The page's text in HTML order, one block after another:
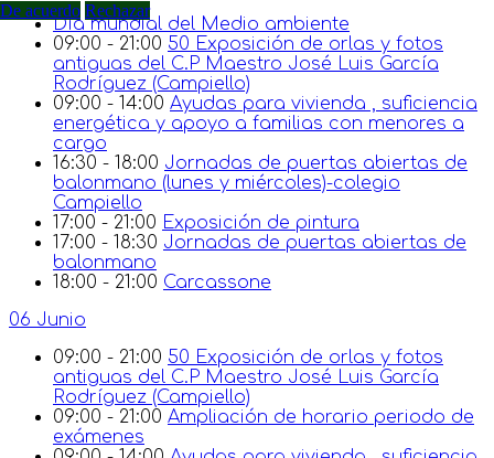
Día mundial del Medio ambiente
09:00 - 21:00 50 Exposición de orlas y fotos
antiguas del C.P Maestro José Luis García
Rodríguez (Campiello)
09:00 - 14:00 Ayudas para vivienda , suficiencia
energética y apoyo a familias con menores a
cargo
16:30 - 18:00 Jornadas de puertas abiertas de
balonmano (lunes y miércoles)-colegio
Campiello
17:00 - 21:00 Exposición de pintura
17:00 - 18:30 Jornadas de puertas abiertas de
balonmano
18:00 - 21:00 Carcassone
06 Junio
09:00 - 21:00 50 Exposición de orlas y fotos
antiguas del C.P Maestro José Luis García
Rodríguez (Campiello)
09:00 - 21:00 Ampliación de horario periodo de
exámenes
De acuerdo Rechazar